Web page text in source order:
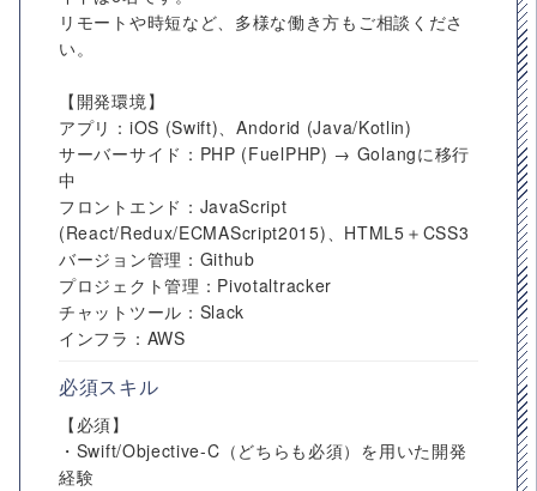
リモートや時短など、多様な働き方もご相談くださ
い。
【開発環境】
アプリ：iOS (Swift)、Andorid (Java/Kotlin)
サーバーサイド：PHP (FuelPHP) → Golangに移行
中
フロントエンド：JavaScript
(React/Redux/ECMAScript2015)、HTML5＋CSS3
バージョン管理：Github
プロジェクト管理：Pivotaltracker
チャットツール：Slack
インフラ：AWS
必須スキル
【必須】
・Swift/Objective-C（どちらも必須）を用いた開発
経験